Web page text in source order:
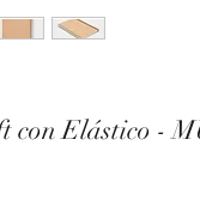
con Elástico -